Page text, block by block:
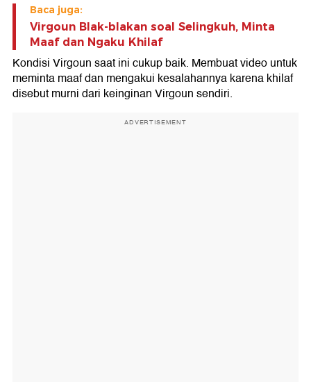
Baca juga:
Virgoun Blak-blakan soal Selingkuh, Minta
Maaf dan Ngaku Khilaf
Kondisi Virgoun saat ini cukup baik. Membuat video untuk
meminta maaf dan mengakui kesalahannya karena khilaf
disebut murni dari keinginan Virgoun sendiri.
ADVERTISEMENT